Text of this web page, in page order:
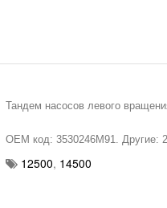
Тандем насосов левого
OEM код: 3530246M91. Другие:
12500, 14500